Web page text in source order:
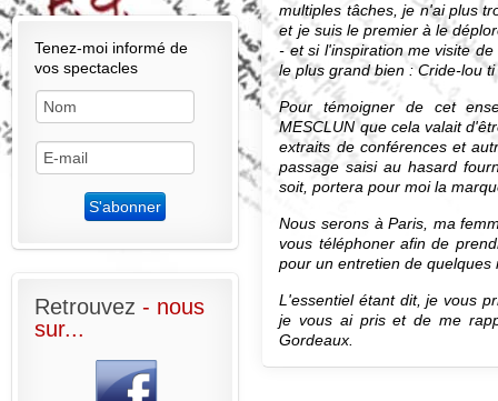
multiples tâches, je n'ai plus
et je suis le premier à le
- et si l'inspiration me visite
le plus grand bien : Cride-lou
Pour témoigner de cet
MESCLUN que cela valait
extraits de conférences et
passage saisi au hasard
soit, portera pour moi la
Nous serons à Paris, ma
vous téléphoner afin de
pour un entretien de quelques
L'essentiel étant dit, je vous
je vous ai pris et de me
Gordeaux.
Tenez-moi informé de
vos spectacles
Retrouvez - nous
sur...